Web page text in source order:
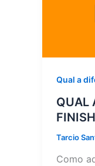
Qual a
QUAL
Tarcio
Como